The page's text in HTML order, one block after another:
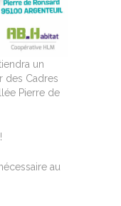
un
des Cadres
Pierre de
au